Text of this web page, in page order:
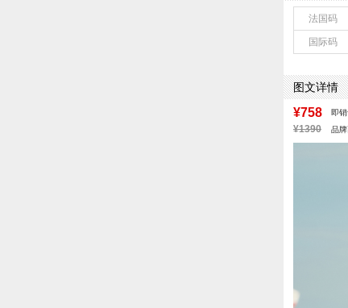
鞋底材质：
里料材质：
鞋类流行款
法国码
国际码
图文详情
¥758 即
¥1390 品牌